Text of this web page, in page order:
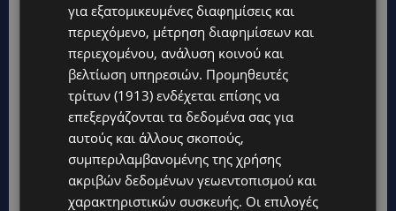
@LARNAKA @PAFOS CYPRUS POST
TOP
TOP NICOSIA
ΕΠΙΚΑΙΡΌΤΗΤΑ ΚΎΠΡΟΣ ΛΕΜΕΣΌΣ
για εξατομικευμένες διαφημίσεις και
περιεχόμενο, μέτρηση διαφημίσεων και
περιεχομένου, ανάλυση κοινού και
βελτίωση υπηρεσιών. Προμηθευτές
τρίτων (1913) ενδέχεται επίσης να
επεξεργάζονται τα δεδομένα σας για
αυτούς και άλλους σκοπούς,
συμπεριλαμβανομένης της χρήσης
ακριβών δεδομένων γεωεντοπισμού και
χαρακτηριστικών συσκευής. Οι επιλογές